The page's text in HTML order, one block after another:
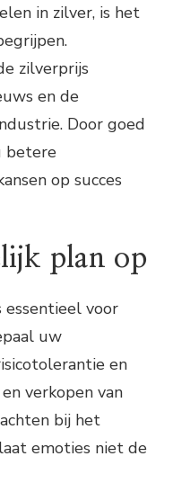
in zilver, is het
zilverprijs
en de
Door goed
betere
op succes
plan op
essentieel voor
uw
en
verkopen van
bij het
emoties niet de